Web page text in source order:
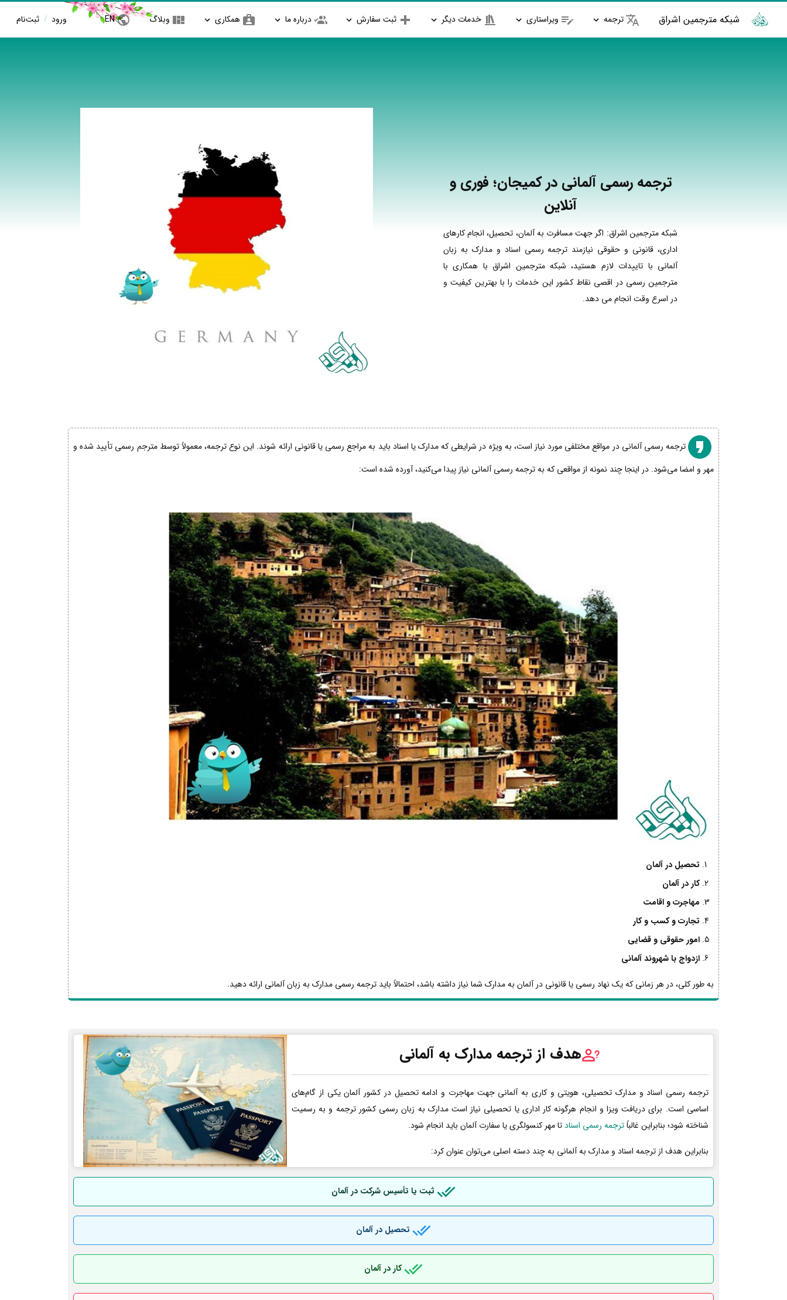
شبکه مترجمین اشراق ترجمه ویراستاری خدمات دیگر ثبت سفارش درباره ما همکاری وبلاگ EN ورود / ثبت‌نام
ترجمه رسمی آلمانی در کمیجان؛ فوری و
آنلاین
شبکه مترجمین اشراق: اگر جهت مسافرت به آلمان، تحصیل، انجام کارهای
اداری، قانونی و حقوقی نیازمند ترجمه رسمی اسناد و مدارک به زبان
آلمانی با تاییدات لازم هستید، شبکه مترجمین اشراق با همکاری با
مترجمین رسمی در اقصی نقاط کشور این خدمات را با بهترین کیفیت و
در اسرع وقت انجام می دهد.
ترجمه رسمی آلمانی در مواقع مختلفی مورد نیاز است، به ویژه در شرایطی که مدارک یا اسناد باید به مراجع رسمی یا قانونی ارائه شوند. این نوع ترجمه، معمولاً توسط مترجم رسمی تأیید شده و
مهر و امضا می‌شود. در اینجا چند نمونه از مواقعی که به ترجمه رسمی آلمانی نیاز پیدا می‌کنید، آورده شده است:
تحصیل در آلمان
کار در آلمان
مهاجرت و اقامت
تجارت و کسب و کار
امور حقوقی و قضایی
ازدواج با شهروند آلمانی
به طور کلی، در هر زمانی که یک نهاد رسمی یا قانونی در آلمان به مدارک شما نیاز داشته باشد، احتمالاً باید ترجمه رسمی مدارک به زبان آلمانی ارائه دهید.
هدف از ترجمه مدارک به آلمانی
ترجمه رسمی اسناد و مدارک تحصیلی، هویتی و کاری به آلمانی جهت مهاجرت و ادامه تحصیل در کشور آلمان یکی از گام‌های
اساسی است. برای دریافت ویزا و انجام هرگونه کار اداری یا تحصیلی نیاز است مدارک به زبان رسمی کشور ترجمه و به رسمیت
شناخته شود؛ بنابراین غالباًترجمه رسمی اسنادتا مهر کنسولگری یا سفارت آلمان باید انجام شود.
بنابراین هدف از ترجمه اسناد و مدارک به آلمانی به چند دسته اصلی می‌توان عنوان کرد:
ثبت یا تأسیس شرکت در آلمان
تحصیل در آلمان
کار در آلمان